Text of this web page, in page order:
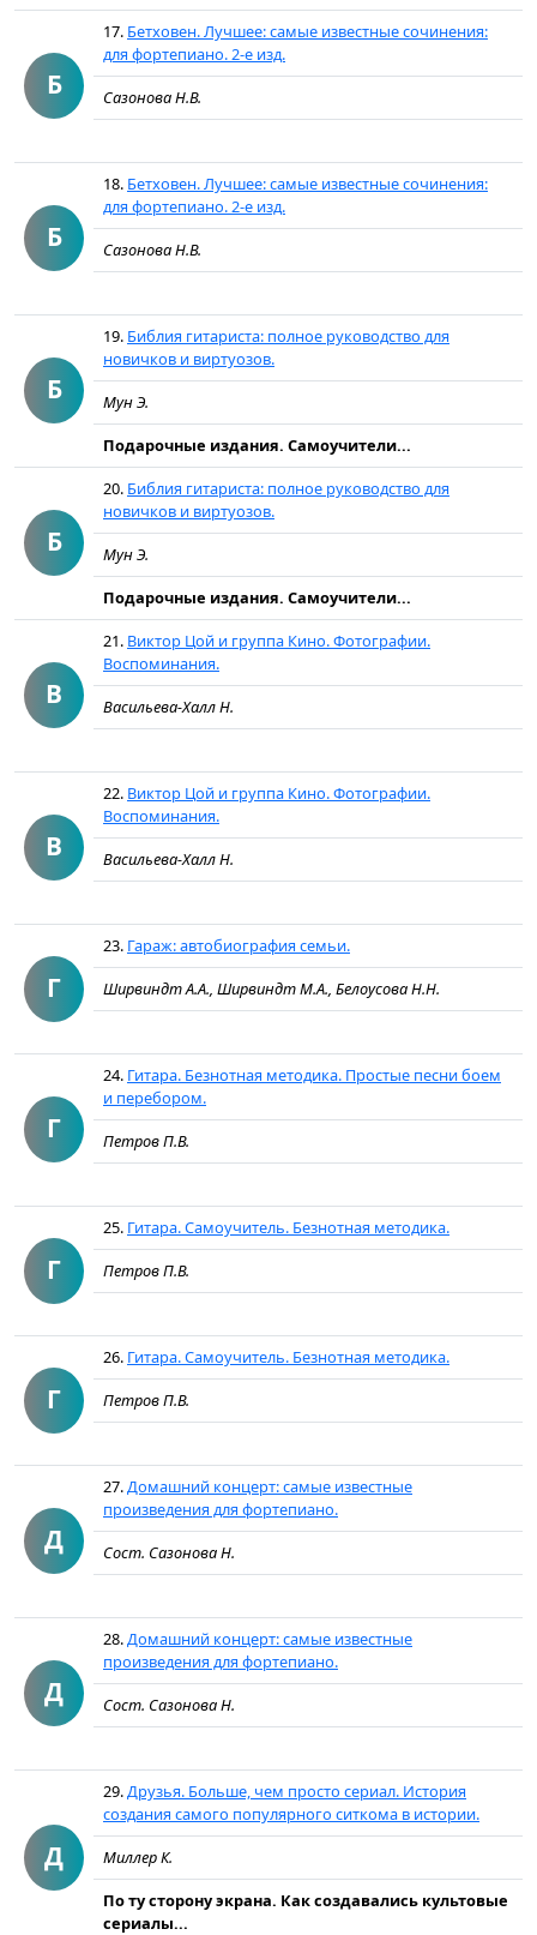
Б
17. Бетховен. Лучшее: самые известные сочинения:
для фортепиано. 2-е изд.
Сазонова Н.В.
Б
18. Бетховен. Лучшее: самые известные сочинения:
для фортепиано. 2-е изд.
Сазонова Н.В.
Б
19. Библия гитариста: полное руководство для
новичков и виртуозов.
Мун Э.
Подарочные издания. Самоучители...
Б
20. Библия гитариста: полное руководство для
новичков и виртуозов.
Мун Э.
Подарочные издания. Самоучители...
В
21. Виктор Цой и группа Кино. Фотографии.
Воспоминания.
Васильева-Халл Н.
В
22. Виктор Цой и группа Кино. Фотографии.
Воспоминания.
Васильева-Халл Н.
Г
23. Гараж: автобиография семьи.
Ширвиндт А.А., Ширвиндт М.А., Белоусова Н.Н.
Г
24. Гитара. Безнотная методика. Простые песни боем
и перебором.
Петров П.В.
Г
25. Гитара. Самоучитель. Безнотная методика.
Петров П.В.
Г
26. Гитара. Самоучитель. Безнотная методика.
Петров П.В.
Д
27.Домашний концерт: самые известные
произведения для фортепиано.
Сост. Сазонова Н.
Д
28.Домашний концерт: самые известные
произведения для фортепиано.
Сост. Сазонова Н.
Д
29.Друзья. Больше, чем просто сериал. История
создания самого популярного ситкома в истории.
Миллер К.
По ту сторону экрана. Как создавались культовые
сериалы...